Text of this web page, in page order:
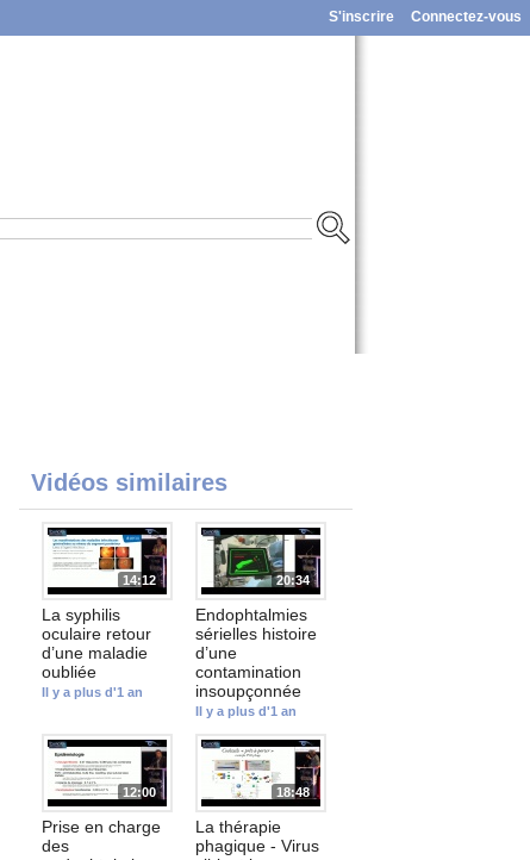
Connectez-vous
S'inscrire
Vidéos similaires
14:12
La syphilis
oculaire retour
d’une maladie
oubliée
Il y a plus d'1 an
20:34
Endophtalmies
sérielles histoire
d’une
contamination
insoupçonnée
Il y a plus d'1 an
12:00
Prise en charge
des
18:48
La thérapie
phagique - Virus